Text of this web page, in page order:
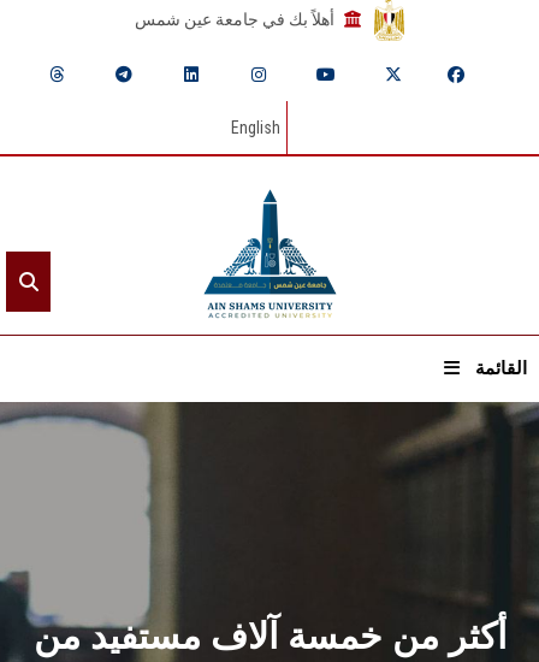
أهلاً بك في جامعة عين شمس
English
القائمة
القطاعـات
الشئون الأكاديمية
أكثر من خمسة آلاف مستفيد من